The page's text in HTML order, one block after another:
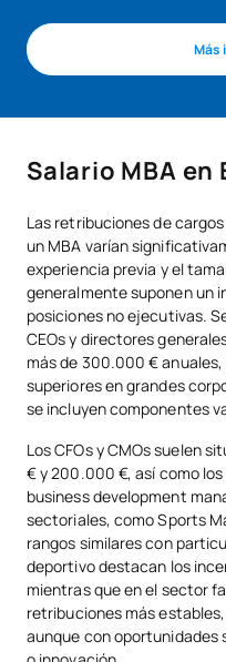
Más
Salario MBA en
Las retribuciones de
un MBA varían
experiencia previa y el
generalmente suponen un
posiciones no ejecutivas.
CEOs y directores
más de 300.000 €
superiores en grandes
se incluyen componentes
Los CFOs y CMOs suelen
€ y 200.000 €, así como
business development
sectoriales, como Sports
rangos similares con
deportivo destacan los
mientras que en el sector
retribuciones más
aunque con oportunidades